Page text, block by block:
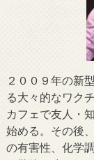
２００９年の新
る大々的なワク
カフェで友人・
始める。その後
の有害性、化学